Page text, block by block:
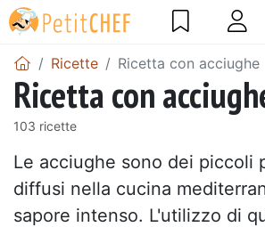
Ricette Ricetta con acciughe
Ricetta con
103 ricette
Le acciughe sono dei piccoli
diffusi nella cucina
sapore intenso. L'utilizzo di